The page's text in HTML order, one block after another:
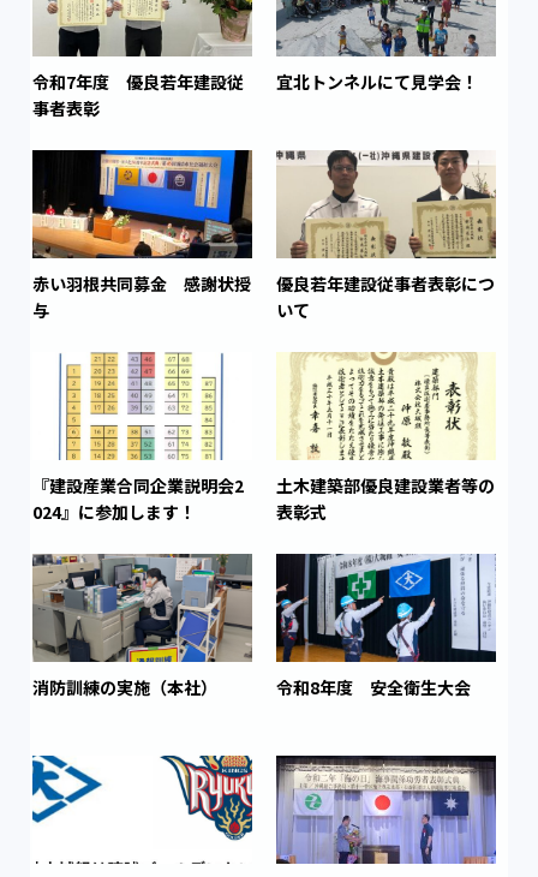
令和7年度 優良若年建設従
事者表彰
宜北トンネルにて見学会！
赤い羽根共同募金 感謝状授
与
優良若年建設従事者表彰につ
いて
『建設産業合同企業説明会2
024』に参加します！
土木建築部優良建設業者等の
表彰式
消防訓練の実施（本社） 令和8年度 安全衛生大会